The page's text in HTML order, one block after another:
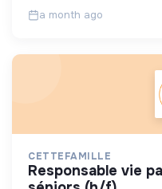
a month ago
CETTEFAMILLE
responsable vie partagée - colocations